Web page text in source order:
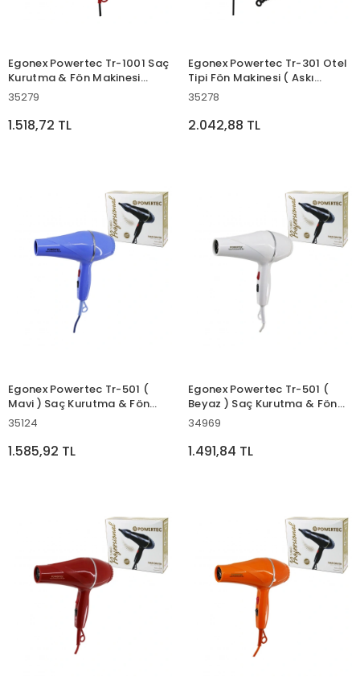
Egonex Powertec Tr-1001 Saç
Kurutma & Fön Makinesi
2500w Perform*12
35279
1.518,72 TL
Egonex Powertec Tr-301 Otel
Tipi Fön Makinesi ( Askı
Aparatlı ) ( Duvar Tipi )
ev Kuaför )*12
35278
2.042,88 TL
Egonex Powertec Tr-501 (
Mavi ) Saç Kurutma & Fön
Makinesi 2500w
35124
1.585,92 TL
Egonex Powertec Tr-501 (
Beyaz ) Saç Kurutma & Fön
Makinesi 2500w
34969
1.491,84 TL